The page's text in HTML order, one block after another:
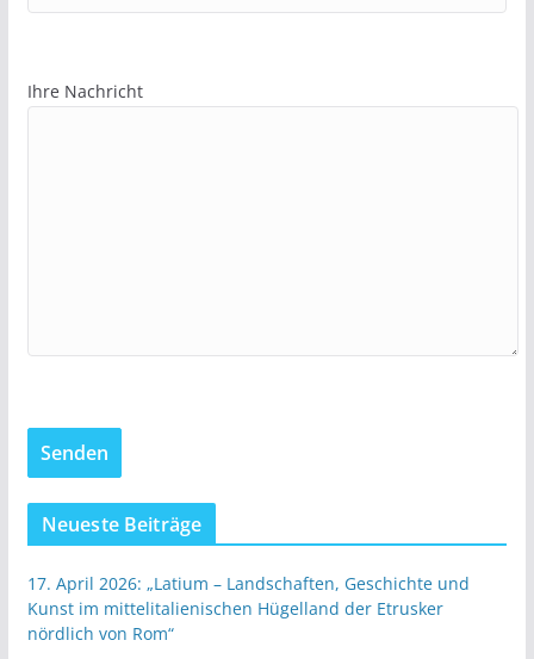
Ihre Nachricht
Neueste Beiträge
17. April 2026: „Latium – Landschaften, Geschichte und
Kunst im mittelitalienischen Hügelland der Etrusker
nördlich von Rom“